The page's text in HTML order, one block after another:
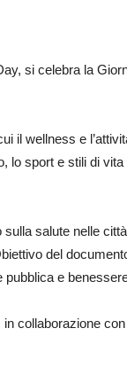
si celebra la
il wellness e
lo sport e stili di
salute nelle
del
e
in collaborazione con